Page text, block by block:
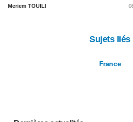
Meriem TOUILI
Sujets liés
France